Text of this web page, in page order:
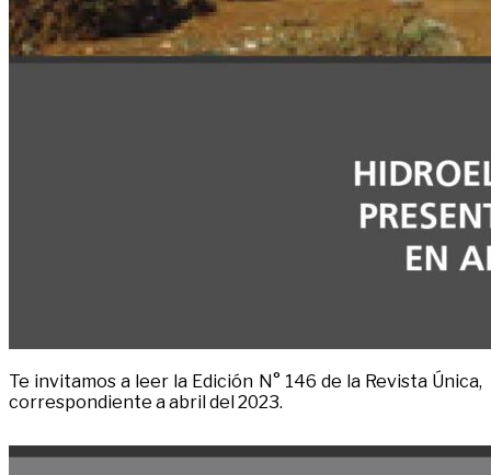
Te invitamos a leer la Edición N° 146 de la Revista Única,
correspondiente a abril del 2023.